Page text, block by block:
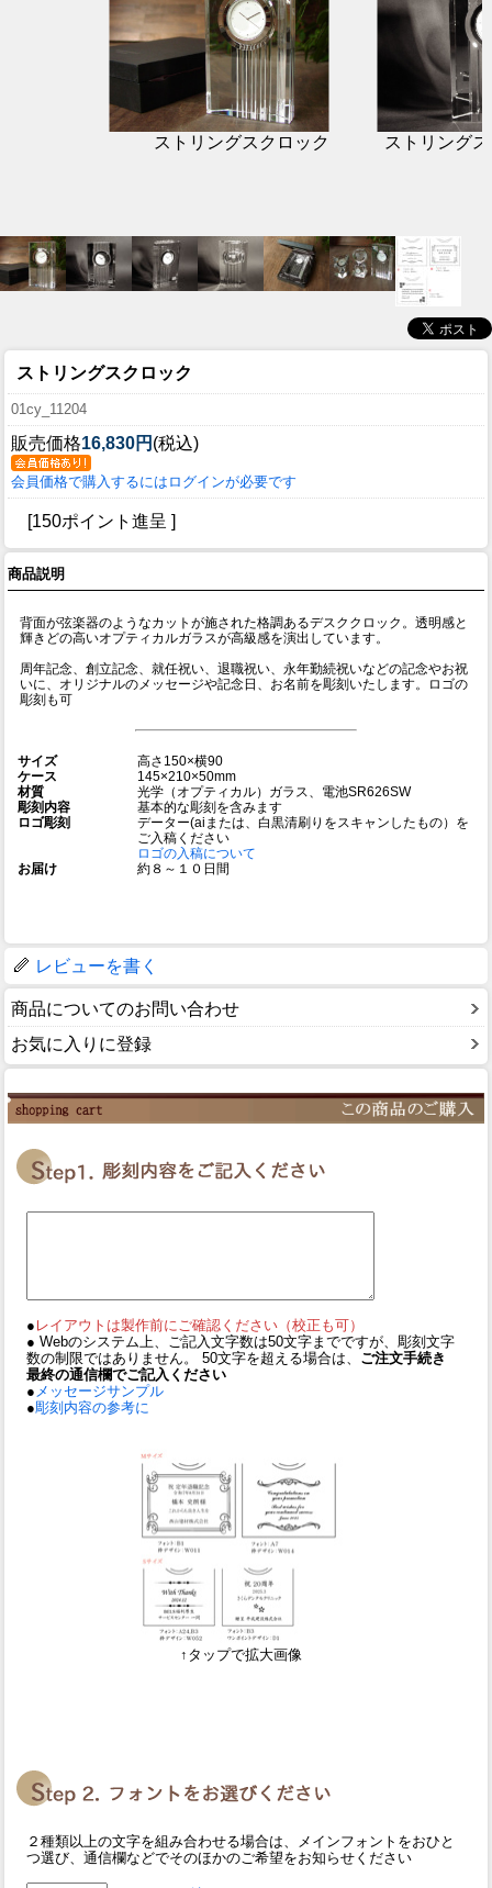
ストリングスクロック ストリング
ストリングスクロック
01cy_11204
販売価格16,830円 (税込)
会員価格で購入するにはログインが必要です
[150ポイント進呈 ]
商品説明
背面が弦楽器のようなカットが施された格調あるデスククロック。透明感と
輝きどの高いオプティカルガラスが高級感を演出しています。
周年記念、創立記念、就任祝い、退職祝い、永年勤続祝いなどの記念やお祝
いに、オリジナルのメッセージや記念日、お名前を彫刻いたします。ロゴの
彫刻も可
サイズ
高さ150×横90
ケース
145×210×50mm
材質
光学（オプティカル）ガラス、電池SR626SW
彫刻内容
基本的な彫刻を含みます
ロゴ彫刻
データー(aiまたは、白黒清刷りをスキャンしたもの）を
ご入稿ください
ロゴの入稿について
お届け
約８～１０日間
レビューを書く
商品についてのお問い合わせ
お気に入りに登録
● レイアウトは製作前にご確認ください（校正も可）
● Webのシステム上、ご記入文字数は50文字までですが、彫刻文字
数の制限ではありません。 50文字を超える場合は、 ご注文手続き
最終の通信欄でご記入ください
● メッセージサンプル
●彫刻内容の参考に
↑タップで拡大画像
２種類以上の文字を組み合わせる場合は、メインフォントをおひと
つ選び、通信欄などでそのほかのご希望をお知らせください